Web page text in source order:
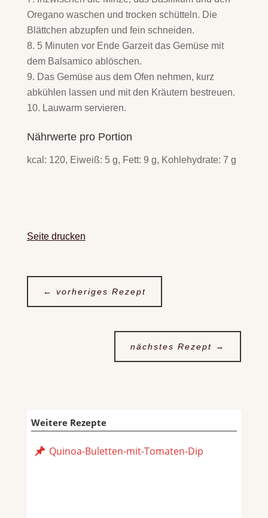
Oregano waschen und trocken schütteln. Die
Blättchen abzupfen und fein schneiden.
5 Minuten vor Ende Garzeit das Gemüse mit
dem Balsamico ablöschen.
Das Gemüse aus dem Ofen nehmen, kurz
abkühlen lassen und mit den Kräutern bestreuen.
Lauwarm servieren.
Nährwerte pro Portion
kcal: 120, Eiweiß: 5 g, Fett: 9 g, Kohlehydrate: 7 g
Seite drucken
← vorheriges Rezept
nächstes Rezept →
Weitere Rezepte
Quinoa-Buletten-mit-Tomaten-Dip